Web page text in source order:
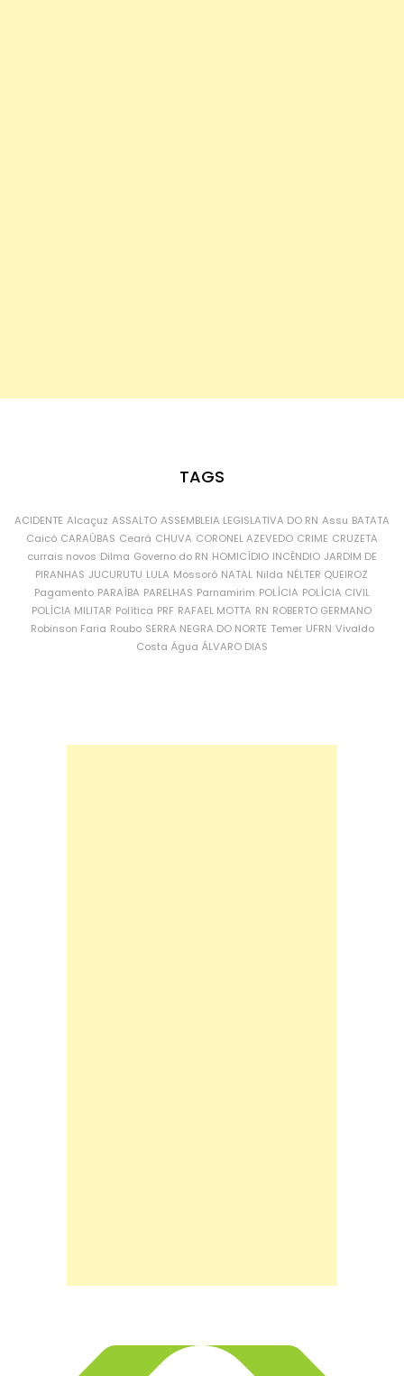
TAGS
ACIDENTE Alcaçuz ASSALTO ASSEMBLEIA LEGISLATIVA DO RN Assu BATATA
Caicó CARAÚBAS Ceará CHUVA CORONEL AZEVEDO CRIME CRUZETA
currais novos Dilma Governo do RN HOMICÍDIO INCÊNDIO JARDIM DE
PIRANHAS JUCURUTU LULA Mossoró NATAL Nilda NÉLTER QUEIROZ
Pagamento PARAÍBA PARELHAS Parnamirim POLÍCIA POLÍCIA CIVIL
POLÍCIA MILITAR Política PRF RAFAEL MOTTA RN ROBERTO GERMANO
Robinson Faria Roubo SERRA NEGRA DO NORTE Temer UFRN Vivaldo
Costa Água ÁLVARO DIAS